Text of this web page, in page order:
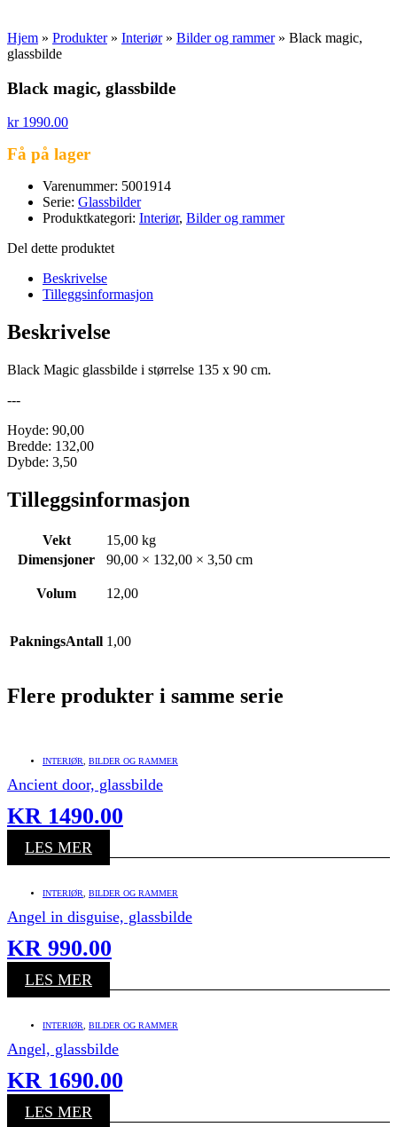
Hjem » Produkter» Interiør» Bilder og rammer» Black magic,
glassbilde
Black magic, glassbilde
kr1990.00
Få på lager
Varenummer: 5001914
Serie: Glassbilder
Produktkategori: Interiør, Bilder og rammer
Del dette produktet
Beskrivelse
Tilleggsinformasjon
Beskrivelse
Black Magic glassbilde i størrelse 135 x 90 cm.
---
Hoyde: 90,00
Bredde: 132,00
Dybde: 3,50
Tilleggsinformasjon
Vekt
15,00 kg
Dimensjoner
90,00 × 132,00 × 3,50 cm
Volum 12,00
PakningsAntall 1,00
Flere produkter i samme serie
INTERIØR BILDER OG RAMMER
Ancient door, glassbilde
KR 1490.00
LES MER
INTERIØR BILDER OG RAMMER
Angel in disguise, glassbilde
KR 990.00
LES MER
INTERIØR BILDER OG RAMMER
Angel, glassbilde
KR 1690.00
LES MER